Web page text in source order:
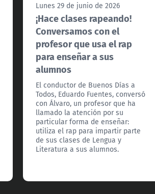
Lunes 29 de junio de 2026
¡Hace clases rapeando!
Conversamos con el
profesor que usa el rap
para enseñar a sus
alumnos
El conductor de Buenos Días a
Todos, Eduardo Fuentes, conversó
con Álvaro, un profesor que ha
llamado la atención por su
particular forma de enseñar:
utiliza el rap para impartir parte
de sus clases de Lengua y
Literatura a sus alumnos.